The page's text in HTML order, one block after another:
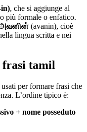
, che si aggiunge al
più formale o enfatico.
(avanin), cioè
lingua scritta e nei
frasi tamil
per formare frasi che
L’ordine tipico è:
+ nome posseduto